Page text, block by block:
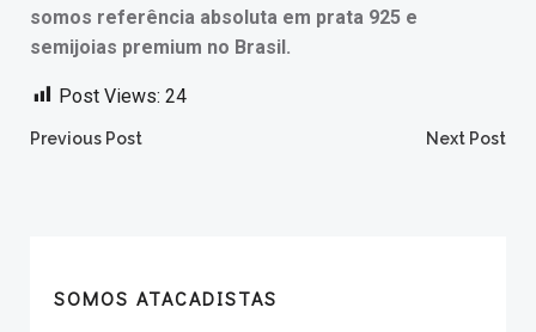
somos referência absoluta em prata 925 e
semijoias premium no Brasil.
Post Views: 24
Post
Previous Post Next Post
SOMOS ATACADISTAS